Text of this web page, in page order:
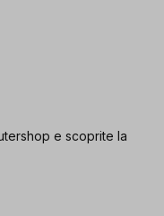
e scoprite la